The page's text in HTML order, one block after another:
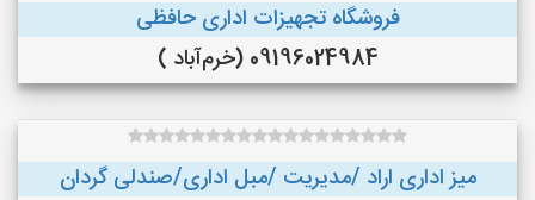
فروشگاه تجهیزات اداری حافظی
09196024984 (خرم‌آباد )
میز اداری اراد /مدیریت /مبل اداری/صندلی گردان